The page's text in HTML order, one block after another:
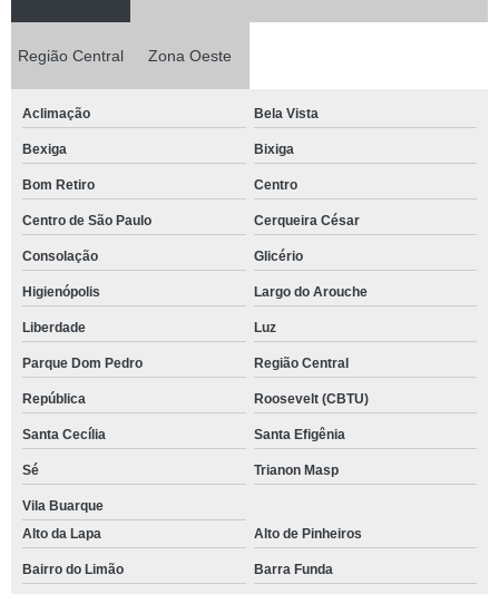
Região Central Zona Oeste
Aclimação Bela Vista
Bexiga Bixiga
Bom Retiro Centro
Centro de São Paulo Cerqueira César
Consolação Glicério
Higienópolis Largo do Arouche
Liberdade Luz
Parque Dom Pedro Região Central
República Roosevelt (CBTU)
Santa Cecília Santa Efigênia
Sé Trianon Masp
Vila Buarque
Alto da Lapa
Alto de Pinheiros
Bairro do Limão Barra Funda